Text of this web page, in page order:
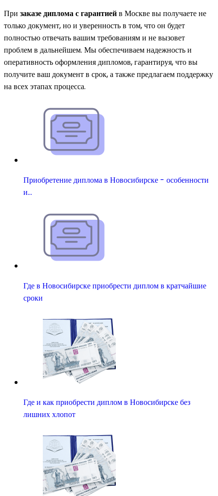
При заказе диплома с гарантиейв Москве вы получаете не
только документ, но и уверенность в том, что он будет
полностью отвечать вашим требованиям и не вызовет
проблем в дальнейшем. Мы обеспечиваем надежность и
оперативность оформления дипломов, гарантируя, что вы
получите ваш документ в срок, а также предлагаем поддержку
на всех этапах процесса.
Приобретение диплома в Новосибирске - особенности
и…
Где в Новосибирске приобрести диплом в кратчайшие
сроки
Где и как приобрести диплом в Новосибирске без
лишних хлопот